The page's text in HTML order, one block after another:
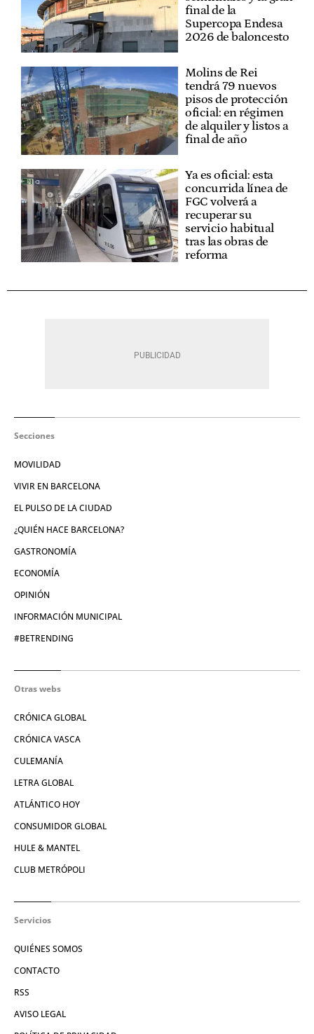
final de la
Supercopa Endesa
2026 de baloncesto
Molins de Rei
tendrá 79 nuevos
pisos de protección
oficial: en régimen
de alquiler y listos a
final de año
Ya es oficial: esta
concurrida línea de
FGC volverá a
recuperar su
servicio habitual
tras las obras de
reforma
Secciones
MOVILIDAD
VIVIR EN BARCELONA
EL PULSO DE LA CIUDAD
¿QUIÉN HACE BARCELONA?
GASTRONOMÍA
ECONOMÍA
OPINIÓN
INFORMACIÓN MUNICIPAL
#BETRENDING
Otras webs
CRÓNICA GLOBAL
CRÓNICA VASCA
CULEMANÍA
LETRA GLOBAL
ATLÁNTICO HOY
CONSUMIDOR GLOBAL
HULE & MANTEL
CLUB METRÓPOLI
Servicios
QUIÉNES SOMOS
CONTACTO
RSS
AVISO LEGAL